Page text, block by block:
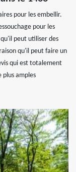
pour les embellir.
pour les
peut utiliser des
qu'il peut faire un
qui est totalement
plus amples